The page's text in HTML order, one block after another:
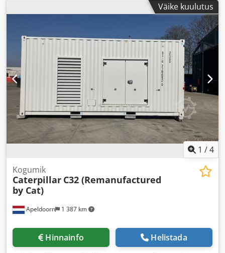
Väike kuulutus
1 /4
Apeldoorn 1 387 km
Kogumik
Caterpillar C32 (Remanufactured
by Cat)
Hinnainfo Helistada